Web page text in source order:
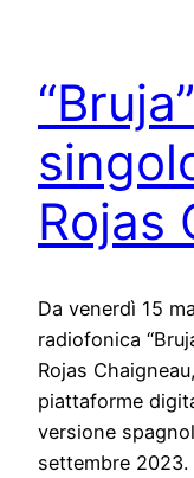
Rojas
Da venerdì 15
radiofonica
Rojas
piattaforme
versione
settembre